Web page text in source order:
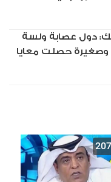
دول عصابة ولسة
حصلت معايا